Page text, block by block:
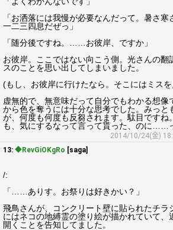
「お洒落には我慢が必要なんだって。暑さ寒
一二三四息だぜっ」
「随分後ですね。……お彼岸、ですか」
お彼岸。ここではない向こう側。光さんの翻
スのことを思い出してしまいました。
(もし、お彼岸に行けたなら。そこにはミス
虚無的で、無意味だって自分でもわかる想像
から色を奪うには十分な思考でした。みっと
が、何度も何度も反芻されます。駄目ですね
も、気にするなって言って貰った、のに……
2014/10/24(金)
13: ◆RevGiOKgRo [saga]
/:
「……ありす。お祭りは好きかい？」
飛鳥さんが、コンクリート壁に貼られたチラ
にはネコの地縛霊の塗り絵が描かれていて、
開くことを告知してました。